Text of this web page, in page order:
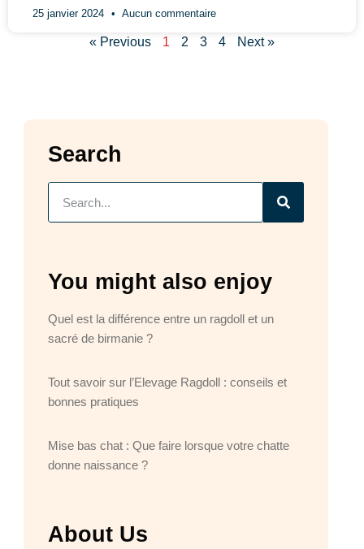
25 janvier 2024 Aucun commentaire
« Previous 1 2 3 4 Next »
Search
You might also enjoy
Quel est la différence entre un ragdoll et un
sacré de birmanie ?
Tout savoir sur l’Elevage Ragdoll : conseils et
bonnes pratiques
Mise bas chat : Que faire lorsque votre chatte
donne naissance ?
About Us